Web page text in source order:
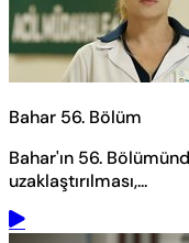
Bahar 56. Bölüm
Bahar'ın 56.
uzaklaştırılması,...